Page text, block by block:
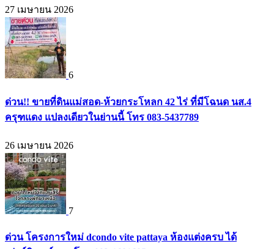
27 เมษายน 2026
6
ด่วน!! ขายที่ดินแม่สอด-ห้วยกระโหลก 42 ไร่ ที่มีโฉนด นส.4
ครุฑแดง แปลงเดียวในย่านนี้ โทร 083-5437789
26 เมษายน 2026
7
ด่วน โครงการใหม่ dcondo vite pattaya ห้องแต่งครบ ได้